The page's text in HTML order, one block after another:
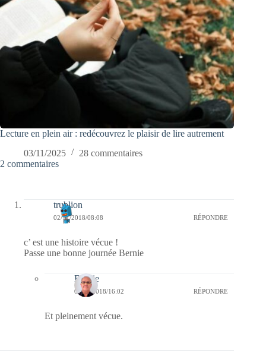
Lecture en plein air : redécouvrez le plaisir de lire autrement
03/11/2025
28 commentaires
2 commentaires
trublion
02/11/2018/08:08 RÉPONDRE
c’ est une histoire vécue !
Passe une bonne journée Bernie
Bernie
03/11/2018/16:02 RÉPONDRE
Et pleinement vécue.